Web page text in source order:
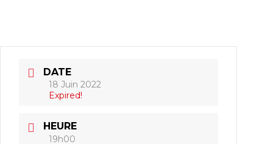
DATE
18 Juin 2022
Expired!
HEURE
19h00